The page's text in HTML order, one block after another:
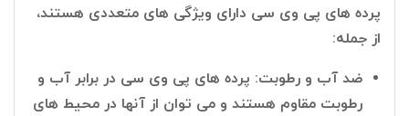
پرده های پی وی سی دارای ویژگی های متعددی هستند،
از جمله:
ضد آب و رطوبت: پرده های پی وی سی در برابر آب و
رطوبت مقاوم هستند و می توان از آنها در محیط های